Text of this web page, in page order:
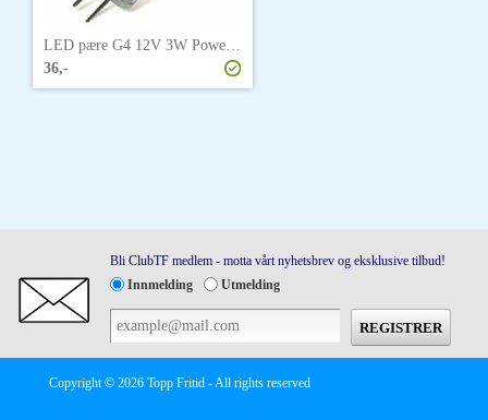
LED pære G4 12V 3W Power Led
36,-
Bli ClubTF medlem - motta vårt nyhetsbrev og eksklusive tilbud!
Innmelding
Utmelding
Copyright © 2026 Topp Fritid - All rights reserved